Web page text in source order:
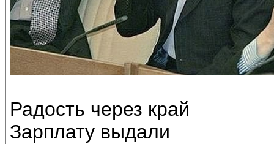
Радость через край
Зарплату выдали